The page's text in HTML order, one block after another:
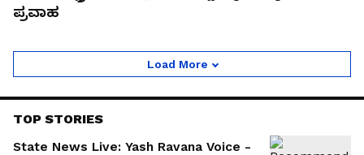
ಪ್ರವಾಹ
Load More
TOP STORIES
State News Live: Yash Ravana Voice -